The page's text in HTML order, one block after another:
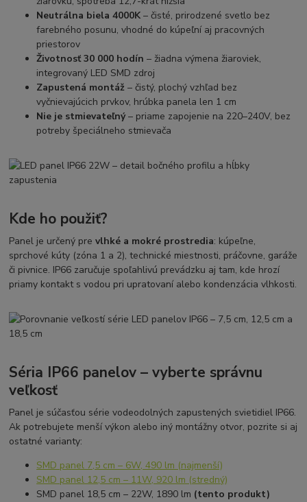
Neutrálna biela 4000K – čisté, prirodzené svetlo bez
farebného posunu, vhodné do kúpeľní aj pracovných
priestorov
Životnosť 30 000 hodín – žiadna výmena žiaroviek,
integrovaný LED SMD zdroj
Zapustená montáž – čistý, plochý vzhľad bez
vyčnievajúcich prvkov, hrúbka panela len 1 cm
Nie je stmievateľný– priame zapojenie na 220–240V, bez
potreby špeciálneho stmievača
Kde ho použiť?
Panel je určený prevlhké a mokré prostredia: kúpeľne,
sprchové kúty (zóna 1 a 2), technické miestnosti, práčovne, garáže
či pivnice. IP66 zaručuje spoľahlivú prevádzku aj tam, kde hrozí
priamy kontakt s vodou pri upratovaní alebo kondenzácia vlhkosti.
Séria IP66 panelov – vyberte správnu
veľkosť
Panel je súčasťou série vodeodolných zapustených svietidiel IP66.
Ak potrebujete menší výkon alebo iný montážny otvor, pozrite si aj
ostatné varianty:
SMD panel 7,5 cm – 6W, 490 lm (najmenší)
SMD panel 12,5 cm – 11W, 920 lm (stredný)
SMD panel 18,5 cm – 22W, 1890 lm (tento produkt)